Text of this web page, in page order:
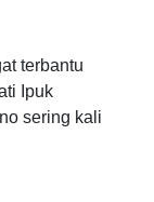
terbantu
Ipuk
sering kali